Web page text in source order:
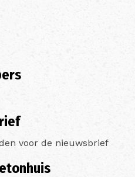
voor de nieuwsbrief